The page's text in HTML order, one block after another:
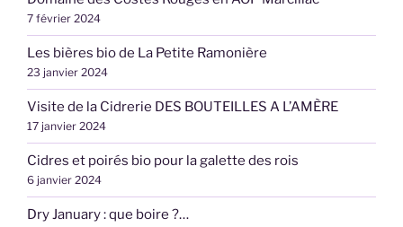
7 février 2024
Les bières bio de La Petite Ramonière
23 janvier 2024
Visite de la Cidrerie DES BOUTEILLES A L’AMÈRE
17 janvier 2024
Cidres et poirés bio pour la galette des rois
6 janvier 2024
Dry January : que boire ?…